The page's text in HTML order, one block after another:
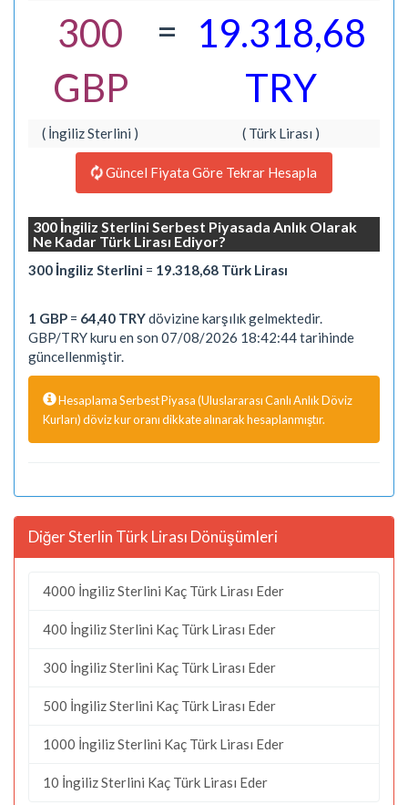
300
GBP
= 19.318,68
TRY
( İngiliz Sterlini ) ( Türk Lirası )
Güncel Fiyata Göre Tekrar Hesapla
300 İngiliz Sterlini Serbest Piyasada Anlık Olarak
Ne Kadar Türk Lirası Ediyor?
300 İngiliz Sterlini = 19.318,68 Türk Lirası
1 GBP = 64,40 TRYdövizine karşılık gelmektedir.
GBP/TRY kuru en son 07/08/2026 18:42:44 tarihinde
güncellenmiştir.
Hesaplama Serbest Piyasa (Uluslararası Canlı Anlık Döviz
Kurları) döviz kur oranı dikkate alınarak hesaplanmıştır.
Diğer Sterlin Türk Lirası Dönüşümleri
4000 İngiliz Sterlini Kaç Türk Lirası Eder
400 İngiliz Sterlini Kaç Türk Lirası Eder
300 İngiliz Sterlini Kaç Türk Lirası Eder
500 İngiliz Sterlini Kaç Türk Lirası Eder
1000 İngiliz Sterlini Kaç Türk Lirası Eder
10 İngiliz Sterlini Kaç Türk Lirası Eder